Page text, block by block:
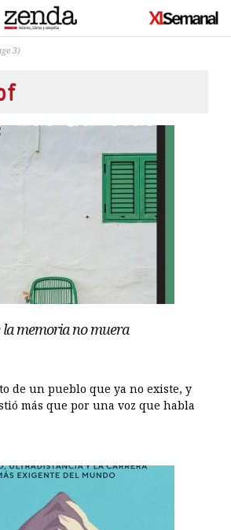
3)
memoria no muera
de un pueblo que ya no existe, y
más que por una voz que habla